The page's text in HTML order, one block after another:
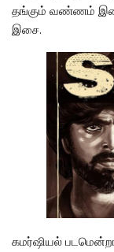
தங்கும் வண்ணம்
இசை.
கமர்ஷியல்